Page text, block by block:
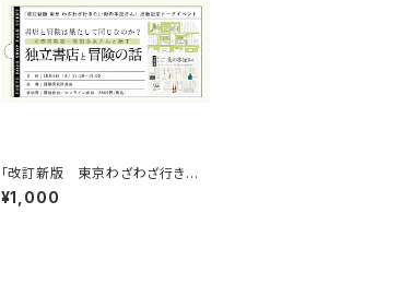
「改訂新版 東京わざわざ行きた
い街の本屋さん」出版記念トークイ
ベント録画視聴権
¥1,000